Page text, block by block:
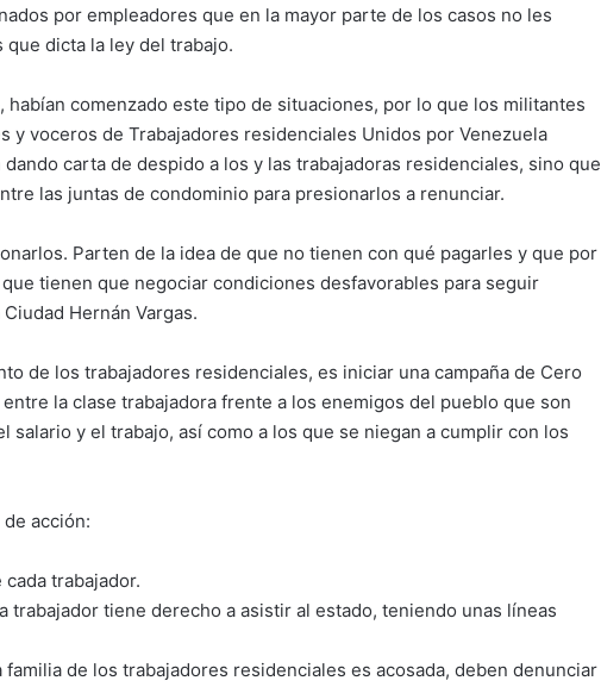
por empleadores que en la mayor parte de los casos no les
dicta la ley del trabajo.
habían comenzado este tipo de situaciones, por lo que los militantes
y voceros de Trabajadores residenciales Unidos por Venezuela
carta de despido a los y las trabajadoras residenciales, sino que
las juntas de condominio para presionarlos a renunciar.
Parten de la idea de que no tienen con qué pagarles y que por
tienen que negociar condiciones desfavorables para seguir
Hernán Vargas.
de los trabajadores residenciales, es iniciar una campaña de Cero
la clase trabajadora frente a los enemigos del pueblo que son
salario y el trabajo, así como a los que se niegan a cumplir con los
acción:
trabajador.
trabajador tiene derecho a asistir al estado, teniendo unas líneas
familia de los trabajadores residenciales es acosada, deben denunciar